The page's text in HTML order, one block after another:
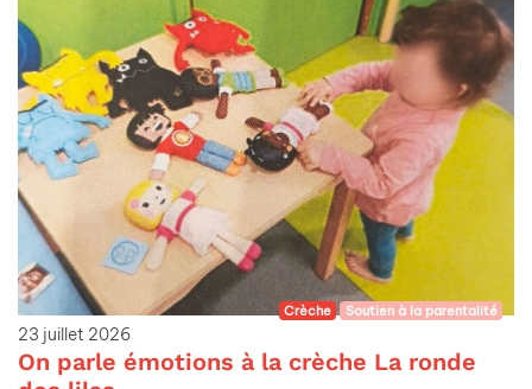
Crèche Soutien à la parentalité
23 juillet 2026
On parle émotions à la crèche La ronde